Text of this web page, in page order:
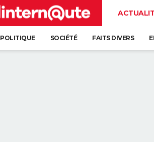
POLITIQUE SOCIÉTÉ FAITS DIVERS